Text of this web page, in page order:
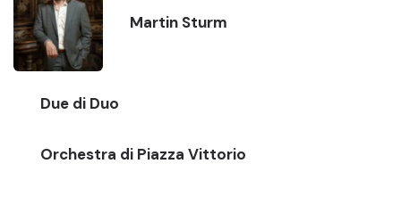
Martin Sturm
Due di Duo
Orchestra di Piazza Vittorio